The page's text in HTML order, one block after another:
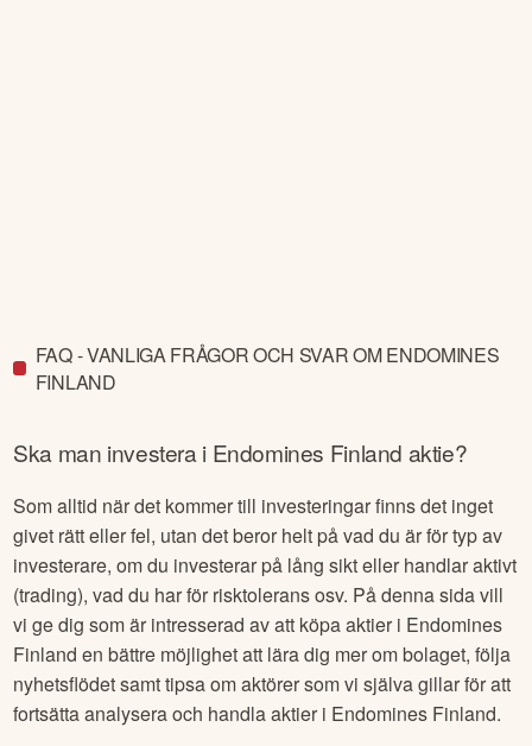
FAQ - VANLIGA FRÅGOR OCH SVAR OM ENDOMINES
FINLAND
Ska man investera i Endomines Finland aktie?
Som alltid när det kommer till investeringar finns det inget
givet rätt eller fel, utan det beror helt på vad du är för typ av
investerare, om du investerar på lång sikt eller handlar aktivt
(trading), vad du har för risktolerans osv. På denna sida vill
vi ge dig som är intresserad av att köpa aktier i Endomines
Finland en bättre möjlighet att lära dig mer om bolaget, följa
nyhetsflödet samt tipsa om aktörer som vi själva gillar för att
fortsätta analysera och handla aktier i Endomines Finland.